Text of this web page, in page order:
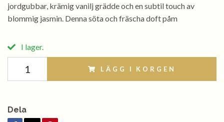
jordgubbar, krämig vanilj grädde och en subtil touch av
blommig jasmin. Denna söta och fräscha doft påm
I lager.
LÄGG I KORGEN
Dela